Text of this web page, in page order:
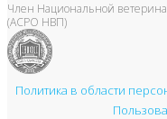
Член Национальной
(АСРО НВП)
Политика в области